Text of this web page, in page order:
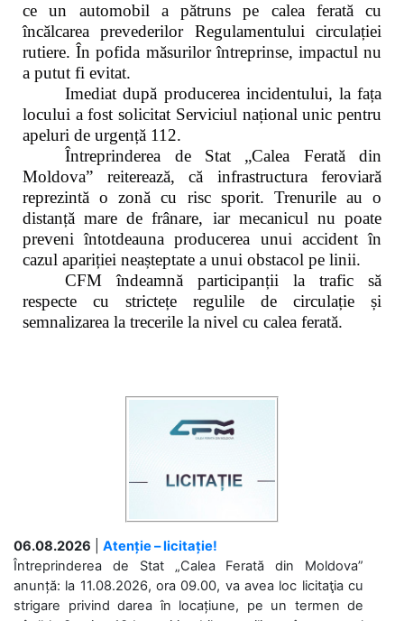
ce un automobil a pătruns pe calea ferată cu
încălcarea prevederilor Regulamentului circulației
rutiere. În pofida măsurilor întreprinse, impactul nu
a putut fi evitat.
Imediat după producerea incidentului, la fața
locului a fost solicitat Serviciul național unic pentru
apeluri de urgență 112.
Întreprinderea de Stat „Calea Ferată din
Moldova” reiterează, că infrastructura feroviară
reprezintă o zonă cu risc sporit. Trenurile au o
distanță mare de frânare, iar mecanicul nu poate
preveni întotdeauna producerea unui accident în
cazul apariției neașteptate a unui obstacol pe linii.
CFM îndeamnă participanții la trafic să
respecte cu strictețe regulile de circulație și
semnalizarea la trecerile la nivel cu calea ferată.
06.08.2026
Atenție – licitație!
Întreprinderea de Stat „Calea Ferată din Moldova”
anunță: la 11.08.2026, ora 09.00, va avea loc licitaţia cu
strigare privind darea în locațiune, pe un termen de